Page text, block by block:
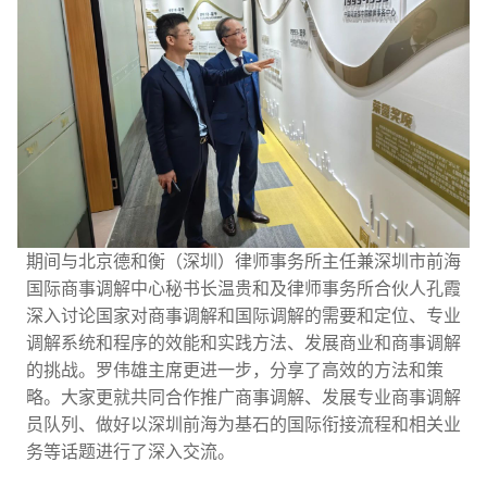
期间与北京德和衡（深圳）律师事务所主任兼深圳市前海
国际商事调解中心秘书长温贵和及律师事务所合伙人孔霞
深入讨论国家对商事调解和国际调解的需要和定位、专业
调解系统和程序的效能和实践方法、发展商业和商事调解
的挑战。罗伟雄主席更进一步，分享了高效的方法和策
略。大家更就共同合作推广商事调解、发展专业商事调解
员队列、做好以深圳前海为基石的国际衔接流程和相关业
务等话题进行了深入交流。